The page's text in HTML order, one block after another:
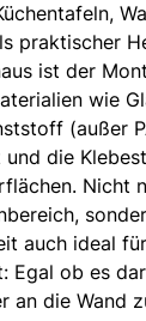
praktischer
ist der
wie
(außer
die
Nicht
auch ideal
Egal ob es
an die Wand